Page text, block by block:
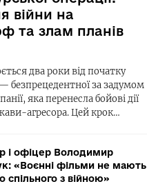
війни на
та злам планів
два роки від початку
— безпрецедентної за задумом
яка перенесла бойові дії
агресора. Цей крок…
і офіцер Володимир
«Воєнні фільми не мають
спільного з війною»